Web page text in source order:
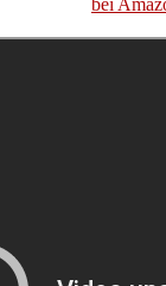
bei